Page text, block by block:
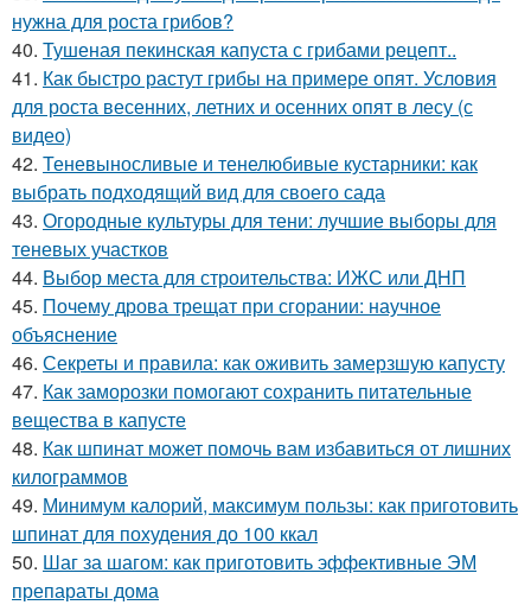
нужна для роста грибов?
40. Тушеная пекинская капуста с грибами рецепт..
41. Как быстро растут грибы на примере опят. Условия
для роста весенних, летних и осенних опят в лесу (с
видео)
42. Теневыносливые и тенелюбивые кустарники: как
выбрать подходящий вид для своего сада
43. Огородные культуры для тени: лучшие выборы для
теневых участков
44. Выбор места для строительства: ИЖС или ДНП
45. Почему дрова трещат при сгорании: научное
объяснение
46. Секреты и правила: как оживить замерзшую капусту
47. Как заморозки помогают сохранить питательные
вещества в капусте
48. Как шпинат может помочь вам избавиться от лишних
килограммов
49. Минимум калорий, максимум пользы: как приготовить
шпинат для похудения до 100 ккал
50. Шаг за шагом: как приготовить эффективные ЭМ
препараты дома